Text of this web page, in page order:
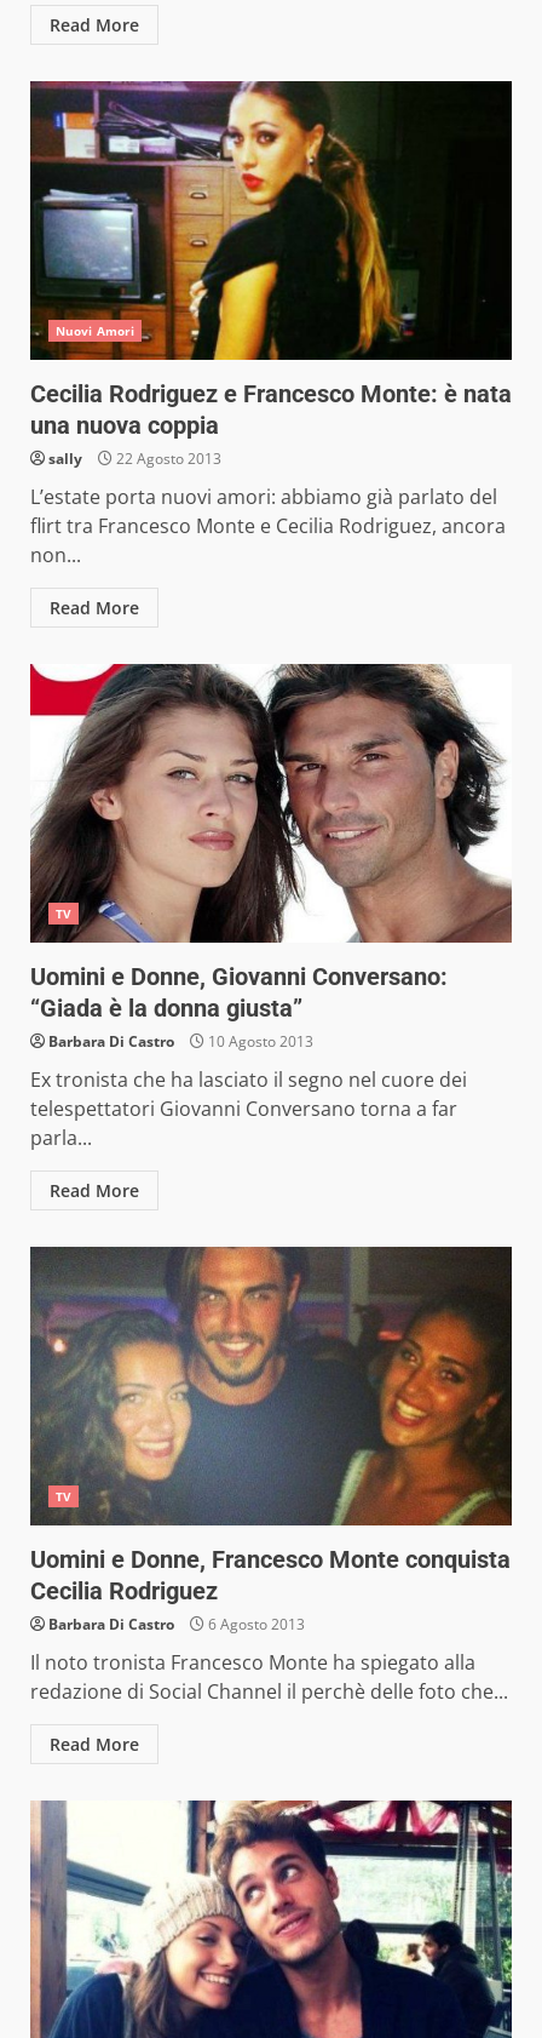
Read More
Nuovi Amori
Cecilia Rodriguez e Francesco Monte: è nata
una nuova coppia
sally 22 Agosto 2013
L’estate porta nuovi amori: abbiamo già parlato del
flirt tra Francesco Monte e Cecilia Rodriguez, ancora
non...
Read More
TV
Uomini e Donne, Giovanni Conversano:
“Giada è la donna giusta”
Barbara Di Castro 10 Agosto 2013
Ex tronista che ha lasciato il segno nel cuore dei
telespettatori Giovanni Conversano torna a far
parla...
Read More
TV
Uomini e Donne, Francesco Monte conquista
Cecilia Rodriguez
Barbara Di Castro 6 Agosto 2013
Il noto tronista Francesco Monte ha spiegato alla
redazione di Social Channel il perchè delle foto che...
Read More